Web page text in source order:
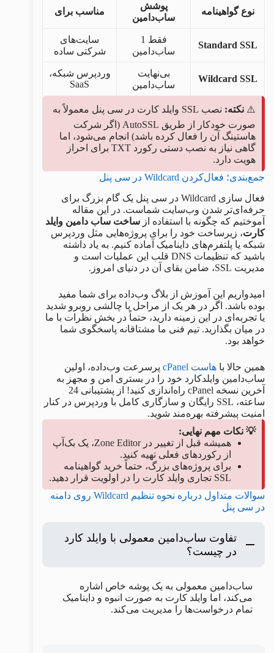
نوع گواهینامه
پوشش
ساب‌دامین
مناسب برای
Standard SSL
فقط 1
ساب‌دامین
سایت‌های
شرکتی ساده
Wildcard SSL
بی‌نهایت
ساب‌دامین
وردپرس شبکه،
SaaS
⚠️ نکته:
نصب SSL وایلد کارت در سی پنل معمولاً به
صورت خودکار از طریق AutoSSL (اگر شرکت
هاستینگ آن را فعال کرده باشد) انجام می‌شود، اما
گاهی نیاز به نصب دستی رکورد TXT برای احراز
هویت دارد.
جمع‌بندی؛ فعال‌کردن Wildcard در سی پنل
فعال سازی Wildcard در سی پنل یک گام بزرگ برای
حرفه‌ای‌تر شدن وب‌سایت شماست. در این مقاله
آموختیم که چگونه با استفاده از ساخت ساب دامین وایلد
کارت، زیرساخت خود را برای پروژه‌هایی مثل وردپرس
شبکه یا پلتفرم‌های داینامیک آماده کنیم. به یاد داشته
باشید که تنظیمات DNS قلب این عملیات است و
مدیریت SSL، ضامن بقای آن در دنیای امروز.
امیدواریم این آموزش از بلاگ وب‌داده برای شما مفید
بوده باشد. اگر در هر یک از مراحل با چالشی روبرو شدید
یا تجربه‌ای در این زمینه دارید، حتماً در بخش نظرات با ما
در میان بگذارید. تیم فنی ما مشتاقانه پاسخگوی شما
خواهد بود.
همین حالا با هاست cPanel
پرسرعت وب‌داده، اولین
ساب‌دامین وایلدکارد خود را در بستری امن و مجهز به
آخرین نسخه cPanel راه‌اندازی کنید! از پشتیبانی 24
ساعته، SSL رایگان و سازگاری کامل با وردپرس در کنار
امنیت پیشرفته بهره‌مند شوید.
💡 نکات مهم نهایی:
همیشه قبل از تغییر در Zone Editor، یک بک‌آپ
از رکوردهای فعلی تهیه کنید.
برای پروژه‌های بزرگ، حتماً خرید گواهینامه
SSL تجاری وایلد کارت را در اولویت قرار دهید.
سوالات متداول درباره نحوه تنظیم Wildcard روی دامنه
در سی پنل
تفاوت ساب‌دامین معمولی با وایلد کارد
در چیست؟
ساب‌دامین معمولی به یک پوشه خاص اشاره
می‌کند، اما وایلد کارت به صورت انبوه و داینامیک
تمام درخواست‌ها را مدیریت می‌کند.